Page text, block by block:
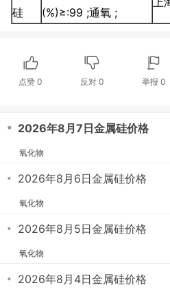
硅
(%)≥:99 ;通氧 ;
点赞0 反对 0 举报 0
・ 2026年8月7日金属硅价格
氧化物
・ 2026年8月6日金属硅价格
氧化物
・ 2026年8月5日金属硅价格
氧化物
・ 2026年8月4日金属硅价格